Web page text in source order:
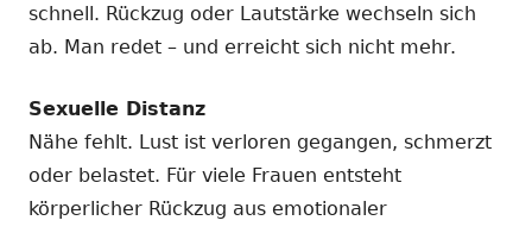
schnell. Rückzug oder Lautstärke wechseln sich
ab. Man redet – und erreicht sich nicht mehr.
Sexuelle Distanz
Nähe fehlt. Lust ist verloren gegangen, schmerzt
oder belastet. Für viele Frauen entsteht
körperlicher Rückzug aus emotionaler